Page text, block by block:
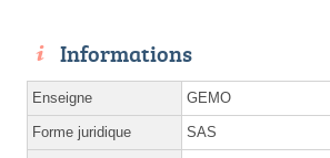
Informations
Enseigne GEMO
Forme juridique SAS